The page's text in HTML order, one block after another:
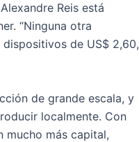
Reis está
“Ninguna otra
de US$ 2,60,
de grande escala, y
localmente. Con
mucho más capital,